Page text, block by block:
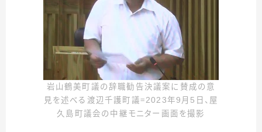
岩山鶴美町議の辞職勧告決議案に賛成の意
見を述べる渡辺千護町議＝2023年9月5日、屋
久島町議会の中継モニター画面を撮影